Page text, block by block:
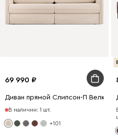
69 990
Диван прямой Слипсон-П Велюр
В наличии: 1 шт.
+101